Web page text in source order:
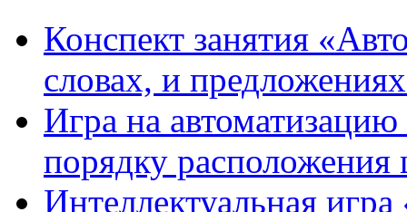
Конспект занятия
словах, и
Игра на
порядку расположения
Интеллектуальная игра